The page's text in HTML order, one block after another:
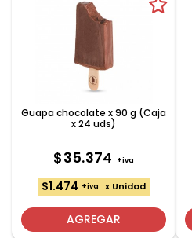
Guapa chocolate x 90 g (Caja
x 24 uds)
$35.374 +iva
$1.474 +iva x Unidad
AGREGAR